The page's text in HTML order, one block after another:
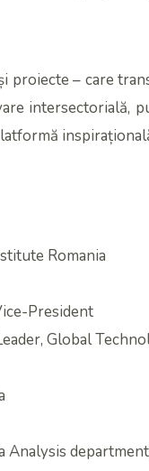
– care
intersectorială,
Romania
President
Global